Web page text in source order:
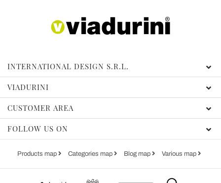
INTERNATIONAL DESIGN S.R.L.
VIADURINI
CUSTOMER AREA
FOLLOW US ON
Products map Categories map Blog map Various map